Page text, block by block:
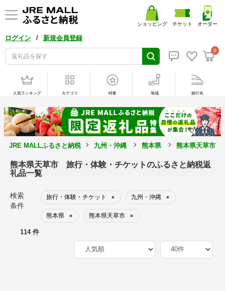
ログイン / 新規会員登録
0
ショッピング チケット オーダー
人気ランキング カテゴリ 特集 地域 旅行先
JRE MALLふるさと納税 九州・沖縄 熊本県 熊本県天草市
熊本県天草市 旅行・体験・チケットのふるさと納税返
礼品一覧
検索
条件
旅行・体験・チケット × 九州・沖縄 ×
熊本県 × 熊本県天草市 ×
114 件